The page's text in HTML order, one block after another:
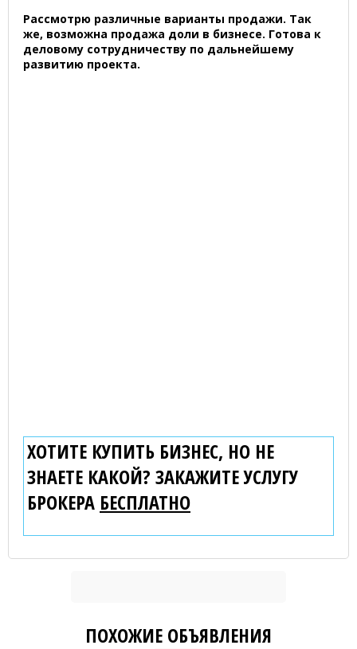
Рассмотрю различные варианты продажи. Так
же, возможна продажа доли в бизнесе. Готова к
деловому сотрудничеству по дальнейшему
развитию проекта.
ХОТИТЕ КУПИТЬ БИЗНЕС, НО НЕ
ЗНАЕТЕ КАКОЙ? ЗАКАЖИТЕ УСЛУГУ
БРОКЕРА БЕСПЛАТНО
ПОХОЖИЕ ОБЪЯВЛЕНИЯ